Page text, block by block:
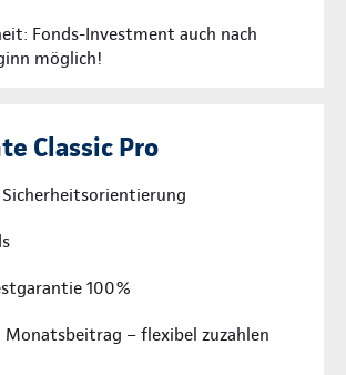
Fonds-Investment auch nach
möglich!
Classic Pro
100%
Monatsbeitrag – flexibel zuzahlen